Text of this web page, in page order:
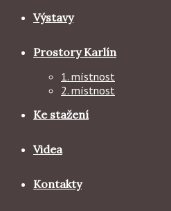
Výstavy
Prostory Karlín
1. místnost
2. místnost
Ke stažení
Videa
Kontakty